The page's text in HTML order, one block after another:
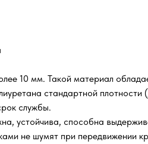
10 мм. Такой материал
стандартной
службы.
устойчива, способна
не шумят при передвижении